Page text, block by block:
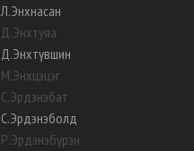
Л.Энхнасан
Д.Энхтуяа
Д.Энхтүвшин
М.Энхцэцэг
С.Эрдэнэбат
С.Эрдэнэболд
Р.Эрдэнэбүрэн